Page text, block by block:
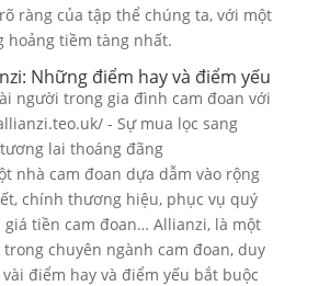
ràng của tập thể chúng ta, với một
hoảng tiềm tàng nhất.
Những điểm hay và điểm yếu
nhà cam đoan dựa dẫm vào rộng
chính thương hiệu, phục vụ quý
giá tiền cam đoan… Allianzi, là một
chuyên ngành cam đoan, duy
điểm hay và điểm yếu bắt buộc